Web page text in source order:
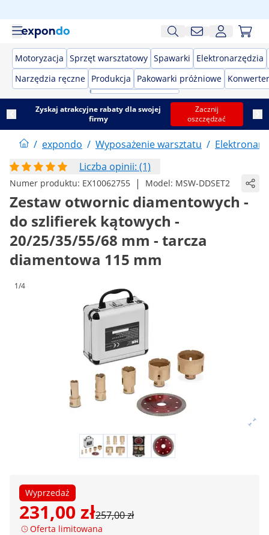
Motoryzacja Sprzęt warsztatowy Spawarki
Elektronarzędzia
Narzędzia ręczne Produkcja Pakowarki próżniowe
Zyskaj atrakcyjne rabaty dla swojej
firmy
Zacznij
oszczędzać
/ expondo / Wyposażenie warsztatu /
Liczba opinii: (1)
Numer produktu: EX10062755 | Model: MSW-DDSET2
Zestaw otwornic diamentowych -
do szlifierek kątowych -
20/25/35/55/68 mm - tarcza
diamentowa 115 mm
1/4
Wyprzedaż
231,00 zł257,00 zł
Oferta limitowana